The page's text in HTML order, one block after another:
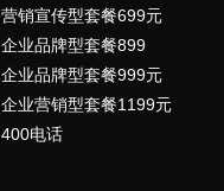
营销宣传型套餐699元
企业品牌型套餐899
企业品牌型套餐999元
企业营销型套餐1199元
400电话